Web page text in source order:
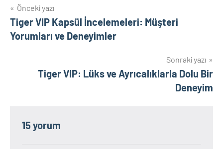
Yazı
gezinmesi
Önceki yazı
Tiger VIP Kapsül İncelemeleri: Müşteri
Yorumları ve Deneyimler
Sonraki yazı
Tiger VIP: Lüks ve Ayrıcalıklarla Dolu Bir
Deneyim
15 yorum